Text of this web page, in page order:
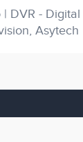
DVR -
Asytech